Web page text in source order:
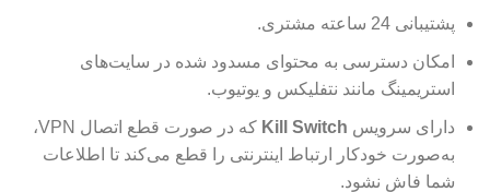
پشتیبانی 24 ساعته مشتری.
امکان دسترسی به محتوای مسدود شده در سایت‌های
استریمینگ مانند نتفلیکس و یوتیوب.
دارای سرویس Kill Switch
که در صورت قطع اتصال VPN،
به‌صورت خودکار ارتباط اینترنتی را قطع می‌کند تا اطلاعات
شما فاش نشود.